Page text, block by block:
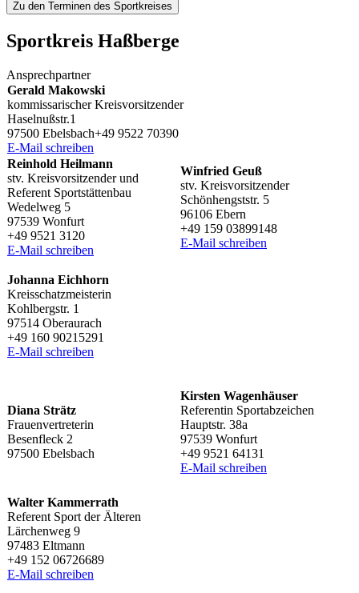
Zu den Terminen des Sportkreises
Sport­kreis Haßberge
Ansprech­part­ner
Gerald Makow­ski
kommis­sa­ri­scher Kreisvorsitzender
Haselnußstr.1
97500 Ebelsbach+49 9522 70390
E‑Mail schrei­ben
Rein­hold Heilmann
stv. Kreis­vor­sit­zen­der und
Refe­rent Sportstättenbau
Wedel­weg 5
97539 Wonfurt
+49 9521 3120
E‑Mail schrei­ben
Winfried Geuß
stv. Kreis­vor­sit­zen­der
Schön­hengst­str. 5
96106 Ebern
+49 159 03899148
E‑Mail schrei­ben
Johanna Eich­horn
Kreisschatzmeisterin
Kohl­berg­str. 1
97514 Oberaurach
+49 160 90215291
E‑Mail schrei­ben
Diana Strätz
Frauenvertreterin
Besen­fleck 2
97500 Ebelsbach
Kirs­ten Wagenhäuser
Refe­ren­tin Sportabzeichen
Haupt­str. 38a
97539 Wonfurt
+49 9521 64131
E‑Mail schrei­ben
Walter Kammer­rath
Refe­rent Sport der Älteren
Lärchen­weg 9
97483 Eltmann
+49 152 06726689
E‑Mail schrei­ben